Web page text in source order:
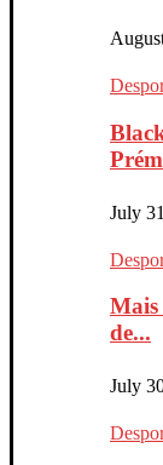
July
Mais
de...
July